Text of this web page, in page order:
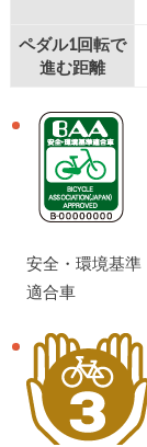
ペダル1回転で
進む距離
安全・環境基準
適合車